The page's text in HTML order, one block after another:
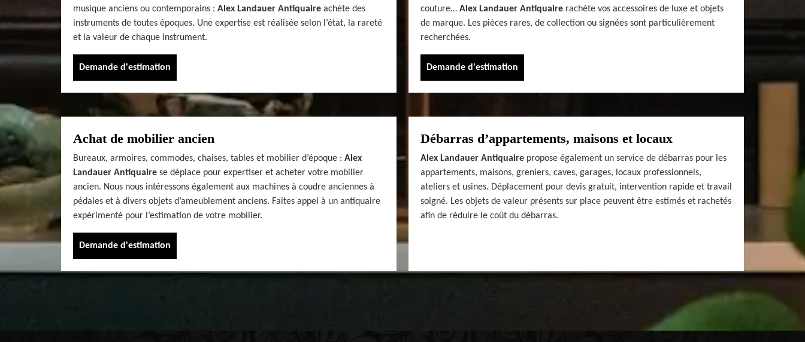
musique anciens ou contemporains : Alex Landauer Antiquaire achète des
instruments de toutes époques. Une expertise est réalisée selon l’état, la rareté
et la valeur de chaque instrument.
Demande d'estimation
couture… Alex Landauer Antiquaire rachète vos accessoires de luxe et objets
de marque. Les pièces rares, de collection ou signées sont particulièrement
recherchées.
Demande d'estimation
Achat de mobilier ancien
Bureaux, armoires, commodes, chaises, tables et mobilier d’époque : Alex
Landauer Antiquaire se déplace pour expertiser et acheter votre mobilier
ancien. Nous nous intéressons également aux machines à coudre anciennes à
pédales et à divers objets d’ameublement anciens. Faites appel à un antiquaire
expérimenté pour l’estimation de votre mobilier.
Demande d'estimation
Débarras d’appartements, maisons et locaux
Alex Landauer Antiquaire propose également un service de débarras pour les
appartements, maisons, greniers, caves, garages, locaux professionnels,
ateliers et usines. Déplacement pour devis gratuit, intervention rapide et travail
soigné. Les objets de valeur présents sur place peuvent être estimés et rachetés
afin de réduire le coût du débarras.